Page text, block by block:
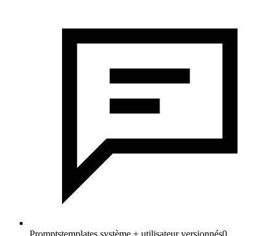
Promptstemplates système + utilisateur versionnés0